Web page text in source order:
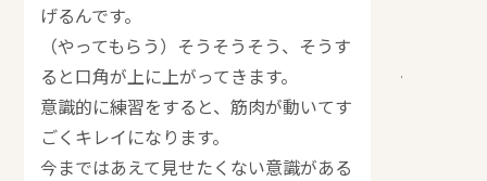
げるんです。
（やってもらう）そうそうそう、そうす
ると口角が上に上がってきます。
意識的に練習をすると、筋肉が動いてす
ごくキレイになります。
今まではあえて見せたくない意識がある